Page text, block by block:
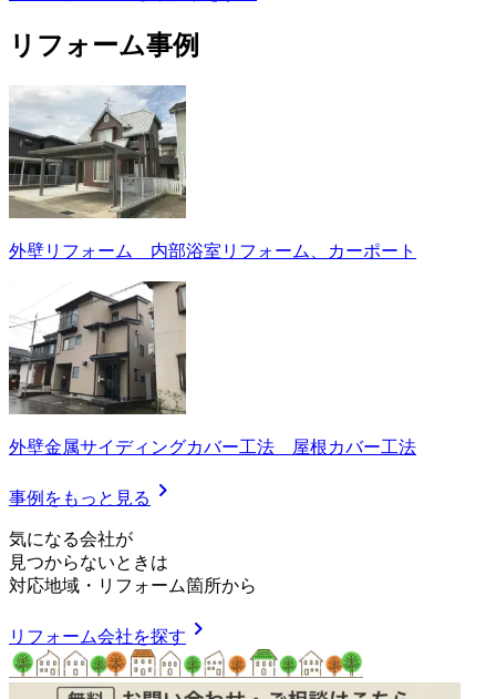
リフォーム事例
外壁リフォーム 内部浴室リフォーム、カーポート
外壁金属サイディングカバー工法 屋根カバー工法
事例をもっと見る chevron_right
気になる会社が
見つからないときは
対応地域 ・ リフォーム箇所から
リフォーム会社を探す chevron_right